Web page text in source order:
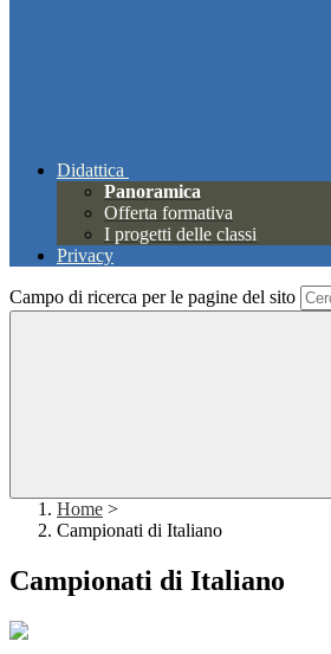
Didattica
Panoramica
Offerta formativa
I progetti delle classi
Privacy
Campo di ricerca per le pagine del sito
Home >
Campionati di Italiano
Campionati di Italiano